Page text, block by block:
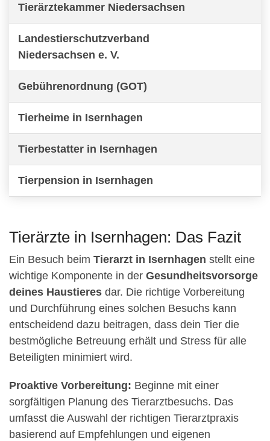
Tierärztekammer Niedersachsen
Landestierschutzverband
Niedersachsen e. V.
Gebührenordnung (GOT)
Tierheime in Isernhagen
Tierbestatter in Isernhagen
Tierpension in Isernhagen
Tierärzte in Isernhagen: Das Fazit
Ein Besuch beim Tierarzt in Isernhagen stellt eine
wichtige Komponente in der Gesundheitsvorsorge
deines Haustieres dar. Die richtige Vorbereitung
und Durchführung eines solchen Besuchs kann
entscheidend dazu beitragen, dass dein Tier die
bestmögliche Betreuung erhält und Stress für alle
Beteiligten minimiert wird.
Proaktive Vorbereitung: Beginne mit einer
sorgfältigen Planung des Tierarztbesuchs. Das
umfasst die Auswahl der richtigen Tierarztpraxis
basierend auf Empfehlungen und eigenen